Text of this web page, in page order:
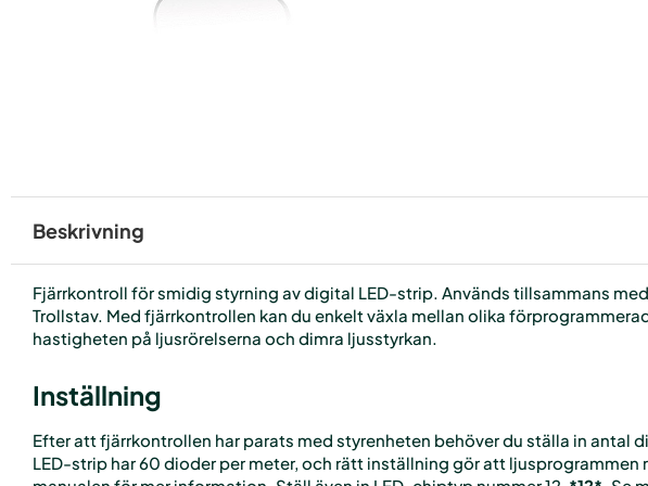
Beskrivning
Fjärrkontroll för smidig styrning av digital LED-strip. Används tillsammans
Trollstav. Med fjärrkontrollen kan du enkelt växla mellan olika
hastigheten på ljusrörelserna och dimra ljusstyrkan.
Inställning
Efter att fjärrkontrollen har parats med styrenheten behöver du ställa in antal
LED-strip har 60 dioder per meter, och rätt inställning gör att ljusprogrammen